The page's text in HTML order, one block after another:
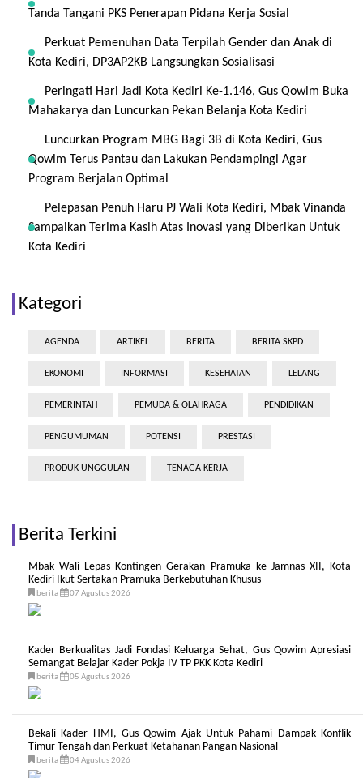
Tanda Tangani PKS Penerapan Pidana Kerja Sosial
Perkuat Pemenuhan Data Terpilah Gender dan Anak di
Kota Kediri, DP3AP2KB Langsungkan Sosialisasi
Peringati Hari Jadi Kota Kediri Ke-1.146, Gus Qowim Buka
Mahakarya dan Luncurkan Pekan Belanja Kota Kediri
Luncurkan Program MBG Bagi 3B di Kota Kediri, Gus
Qowim Terus Pantau dan Lakukan Pendampingi Agar
Program Berjalan Optimal
Pelepasan Penuh Haru PJ Wali Kota Kediri, Mbak Vinanda
Sampaikan Terima Kasih Atas Inovasi yang Diberikan Untuk
Kota Kediri
Kategori
AGENDA ARTIKEL BERITA BERITA SKPD
EKONOMI INFORMASI KESEHATAN LELANG
PEMERINTAH PEMUDA & OLAHRAGA PENDIDIKAN
PENGUMUMAN POTENSI PRESTASI
PRODUK UNGGULAN TENAGA KERJA
Berita Terkini
Mbak Wali Lepas Kontingen Gerakan Pramuka ke Jamnas XII, Kota
Kediri Ikut Sertakan Pramuka Berkebutuhan Khusus
berita 07 Agustus 2026
Kader Berkualitas Jadi Fondasi Keluarga Sehat, Gus Qowim Apresiasi
Semangat Belajar Kader Pokja IV TP PKK Kota Kediri
berita 05 Agustus 2026
Bekali Kader HMI, Gus Qowim Ajak Untuk Pahami Dampak Konflik
Timur Tengah dan Perkuat Ketahanan Pangan Nasional
berita 04 Agustus 2026